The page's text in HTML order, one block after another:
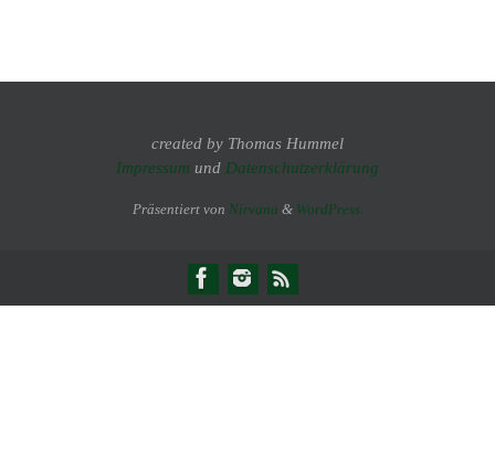
created by Thomas Hummel
Impressum und Datenschutzerklärung
Präsentiert von Nirvana & WordPress.